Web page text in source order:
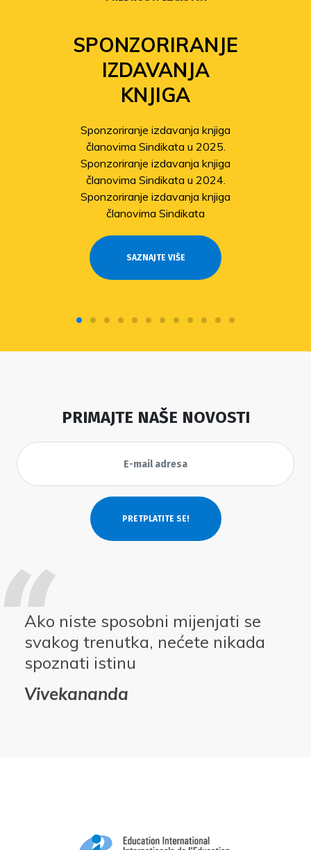
SPONZORIRANJE
IZDAVANJA
KNJIGA
Sponzoriranje izdavanja knjiga
članovima Sindikata u 2025.
Sponzoriranje izdavanja knjiga
članovima Sindikata u 2024.
Sponzoriranje izdavanja knjiga
članovima Sindikata
SAZNAJTE VIŠE
PRIMAJTE NAŠE NOVOSTI
Ako niste sposobni mijenjati se
svakog trenutka, nećete nikada
spoznati istinu
Vivekananda